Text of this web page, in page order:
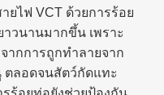
ฟ VCT ด้วยการร้อย
าวนานมากขึ้น เพราะ
ากการถูกทำลายจาก
ลอดจนสัตว์กัดแทะ